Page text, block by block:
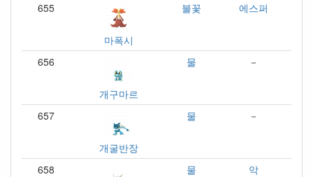
655
마폭시
불꽃 에스퍼
656
개구마르
물 －
657
개굴반장
물 －
658 물 악